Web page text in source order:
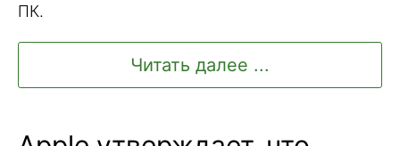
ПК.
Читать далее ...